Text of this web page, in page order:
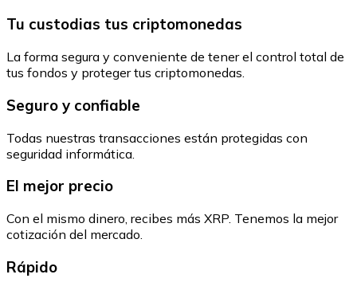
Tu custodias tus criptomonedas
La forma segura y conveniente de tener el control total de
tus fondos y proteger tus criptomonedas.
Seguro y confiable
Todas nuestras transacciones están protegidas con
seguridad informática.
El mejor precio
Con el mismo dinero, recibes más XRP. Tenemos la mejor
cotización del mercado.
Rápido